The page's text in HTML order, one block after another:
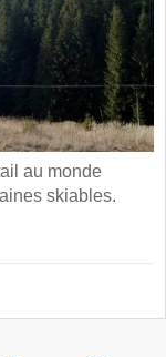
au monde
skiables.